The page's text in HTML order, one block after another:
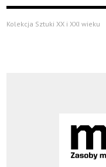
Kolekcja Sztuki XX i XXI wieku